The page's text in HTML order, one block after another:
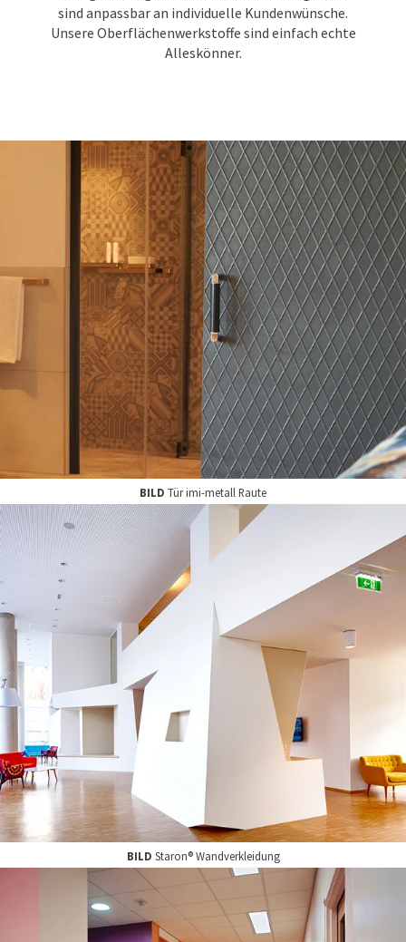
sind anpassbar an individuelle Kundenwünsche.
Unsere Oberflächenwerkstoffe sind einfach echte
Alleskönner.
BILD Tür imi-metall Raute
BILD Staron® Wandverkleidung